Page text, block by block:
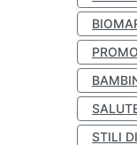
STILI